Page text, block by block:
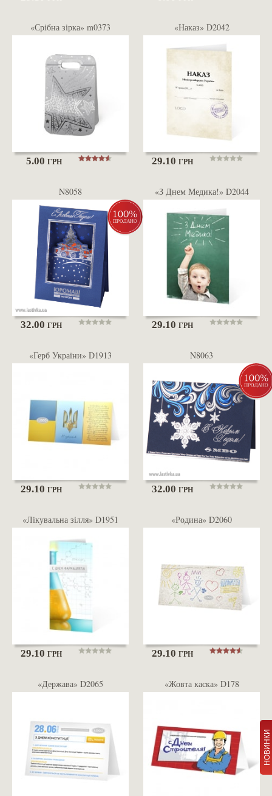
НОВИНКИ
«Срібна зірка» m0373
5.00 ГРН
«Наказ» D2042
29.10ГРН
N8058
32.00 ГРН
«З Днем Медика!» D2044
29.10ГРН
«Герб України» D1913
29.10 ГРН
N8063
32.00ГРН
«Лікувальна зілля» D1951
29.10 ГРН
«Родина» D2060
29.10ГРН
«Держава» D2065 «Жовта каска» D178